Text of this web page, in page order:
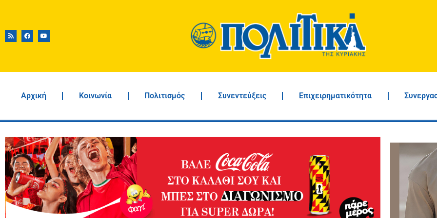
Αρχική Κοινωνία Πολιτισμός Συνεντεύξεις Επιχειρηματικότητα